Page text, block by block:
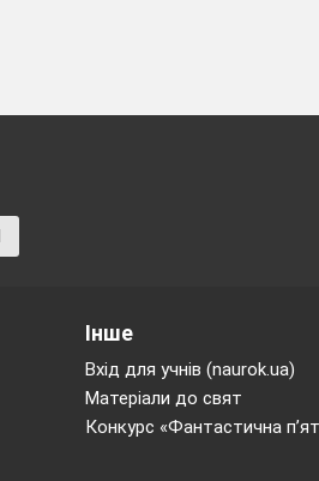
Інше
Вхід для учнів (naurok.ua)
Матеріали до свят
Конкурс «Фантастична